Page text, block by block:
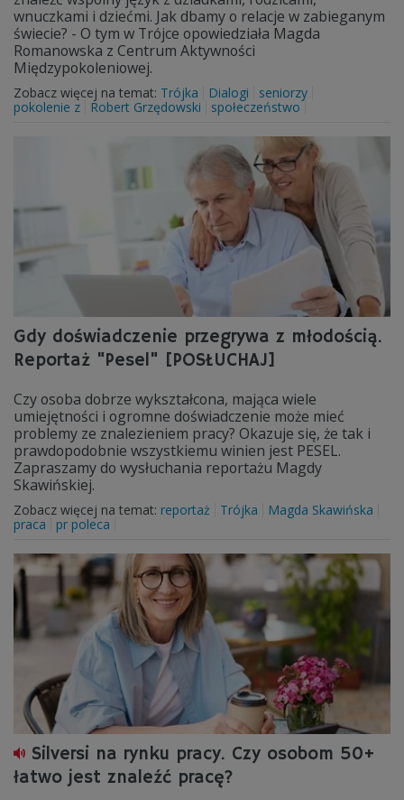
wnuczkami i dziećmi. Jak dbamy o relacje w zabieganym
świecie? - O tym w Trójce opowiedziała Magda
Romanowska z Centrum Aktywności
Międzypokoleniowej.
Zobacz więcej na temat: Trójka Dialogi
seniorzy
pokolenie z
Robert Grzędowski społeczeństwo
Gdy doświadczenie przegrywa z młodością.
Reportaż "Pesel" [POSŁUCHAJ]
Czy osoba dobrze wykształcona, mająca wiele
umiejętności i ogromne doświadczenie może mieć
problemy ze znalezieniem pracy? Okazuje się, że tak i
prawdopodobnie wszystkiemu winien jest PESEL.
Zapraszamy do wysłuchania reportażu Magdy
Skawińskiej.
Zobacz więcej na temat: reportaż Trójka
Magda Skawińska
praca
pr poleca
Silversi na rynku pracy. Czy osobom 50+
łatwo jest znaleźć pracę?